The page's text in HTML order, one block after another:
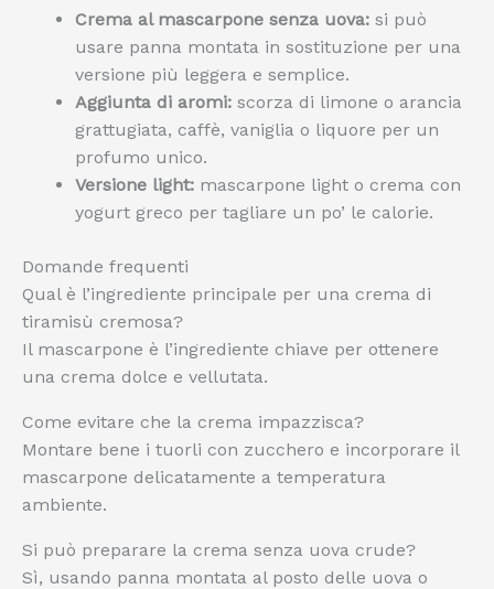
Crema al mascarpone senza uova: si può
usare panna montata in sostituzione per una
versione più leggera e semplice.
Aggiunta di aromi: scorza di limone o arancia
grattugiata, caffè, vaniglia o liquore per un
profumo unico.
Versione light: mascarpone light o crema con
yogurt greco per tagliare un po’ le calorie.
Domande frequenti
Qual è l’ingrediente principale per una crema di
tiramisù cremosa?
Il mascarpone è l’ingrediente chiave per ottenere
una crema dolce e vellutata.
Come evitare che la crema impazzisca?
Montare bene i tuorli con zucchero e incorporare il
mascarpone delicatamente a temperatura
ambiente.
Si può preparare la crema senza uova crude?
Sì, usando panna montata al posto delle uova o